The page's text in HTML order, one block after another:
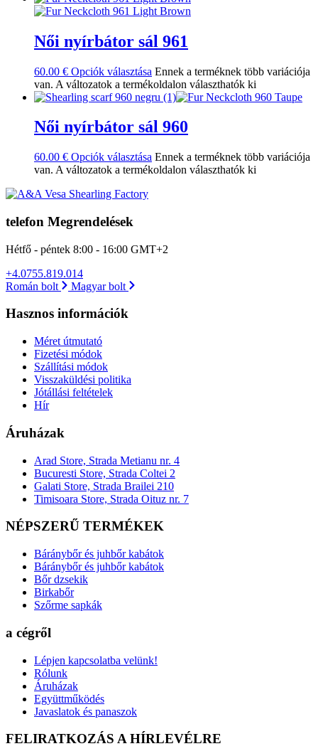
Női nyírbátor sál 961
60.00 € Opciók választása Ennek a terméknek több variációja
van. A változatok a termékoldalon választhatók ki
Női nyírbátor sál 960
60.00 € Opciók választása Ennek a terméknek több variációja
van. A változatok a termékoldalon választhatók ki
telefon Megrendelések
Hétfő - péntek 8:00 - 16:00 GMT+2
+4.0755.819.014
Román bolt
Magyar bolt
Hasznos információk
Méret útmutató
Fizetési módok
Szállítási módok
Visszaküldési politika
Jótállási feltételek
Hír
Áruházak
Arad Store, Strada Metianu nr. 4
Bucuresti Store, Strada Coltei 2
Galati Store, Strada Brailei 210
Timisoara Store, Strada Oituz nr. 7
NÉPSZERŰ TERMÉKEK
Báránybőr és juhbőr kabátok
Báránybőr és juhbőr kabátok
Bőr dzsekik
Birkabőr
Szőrme sapkák
a cégről
Lépjen kapcsolatba velünk!
Rólunk
Áruházak
Együttműködés
Javaslatok és panaszok
FELIRATKOZÁS A HÍRLEVÉLRE